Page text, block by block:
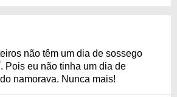
não têm um dia de sossego
Pois eu não tinha um dia de
namorava. Nunca mais!